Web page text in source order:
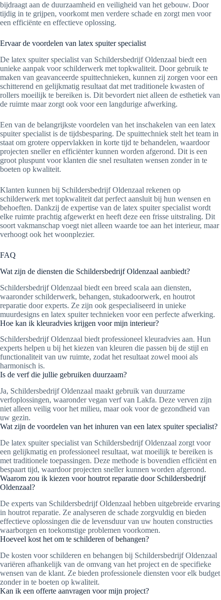
bijdraagt aan de duurzaamheid en veiligheid van het gebouw. Door
tijdig in te grijpen, voorkomt men verdere schade en zorgt men voor
een efficiënte en effectieve oplossing.
Ervaar de voordelen van latex spuiter specialist
De latex spuiter specialist van Schildersbedrijf Oldenzaal biedt een
unieke aanpak voor schilderwerk met topkwaliteit. Door gebruik te
maken van geavanceerde spuittechnieken, kunnen zij zorgen voor een
schitterend en gelijkmatig resultaat dat met traditionele kwasten of
rollers moeilijk te bereiken is. Dit bevordert niet alleen de esthetiek van
de ruimte maar zorgt ook voor een langdurige afwerking.
Een van de belangrijkste voordelen van het inschakelen van een latex
spuiter specialist is de tijdsbesparing. De spuittechniek stelt het team in
staat om grotere oppervlakken in korte tijd te behandelen, waardoor
projecten sneller en efficiënter kunnen worden afgerond. Dit is een
groot pluspunt voor klanten die snel resultaten wensen zonder in te
boeten op kwaliteit.
Klanten kunnen bij Schildersbedrijf Oldenzaal rekenen op
schilderwerk met topkwaliteit dat perfect aansluit bij hun wensen en
behoeften. Dankzij de expertise van de latex spuiter specialist wordt
elke ruimte prachtig afgewerkt en heeft deze een frisse uitstraling. Dit
soort vakmanschap voegt niet alleen waarde toe aan het interieur, maar
verhoogt ook het woonplezier.
FAQ
Wat zijn de diensten die Schildersbedrijf Oldenzaal aanbiedt?
Schildersbedrijf Oldenzaal biedt een breed scala aan diensten,
waaronder schilderwerk, behangen, stukadoorwerk, en houtrot
reparatie door experts. Ze zijn ook gespecialiseerd in unieke
muurdesigns en latex spuiter technieken voor een perfecte afwerking.
Hoe kan ik kleuradvies krijgen voor mijn interieur?
Schildersbedrijf Oldenzaal biedt professioneel kleuradvies aan. Hun
experts helpen u bij het kiezen van kleuren die passen bij de stijl en
functionaliteit van uw ruimte, zodat het resultaat zowel mooi als
harmonisch is.
Is de verf die jullie gebruiken duurzaam?
Ja, Schildersbedrijf Oldenzaal maakt gebruik van duurzame
verfoplossingen, waaronder vegan verf van Lakfa. Deze verven zijn
niet alleen veilig voor het milieu, maar ook voor de gezondheid van
uw gezin.
Wat zijn de voordelen van het inhuren van een latex spuiter specialist?
De latex spuiter specialist van Schildersbedrijf Oldenzaal zorgt voor
een gelijkmatig en professioneel resultaat, wat moeilijk te bereiken is
met traditionele toepassingen. Deze methode is bovendien efficiënt en
bespaart tijd, waardoor projecten sneller kunnen worden afgerond.
Waarom zou ik kiezen voor houtrot reparatie door Schildersbedrijf
Oldenzaal?
De experts van Schildersbedrijf Oldenzaal hebben uitgebreide ervaring
in houtrot reparatie. Ze analyseren de schade zorgvuldig en bieden
effectieve oplossingen die de levensduur van uw houten constructies
waarborgen en toekomstige problemen voorkomen.
Hoeveel kost het om te schilderen of behangen?
De kosten voor schilderen en behangen bij Schildersbedrijf Oldenzaal
variëren afhankelijk van de omvang van het project en de specifieke
wensen van de klant. Ze bieden professionele diensten voor elk budget
zonder in te boeten op kwaliteit.
Kan ik een offerte aanvragen voor mijn project?